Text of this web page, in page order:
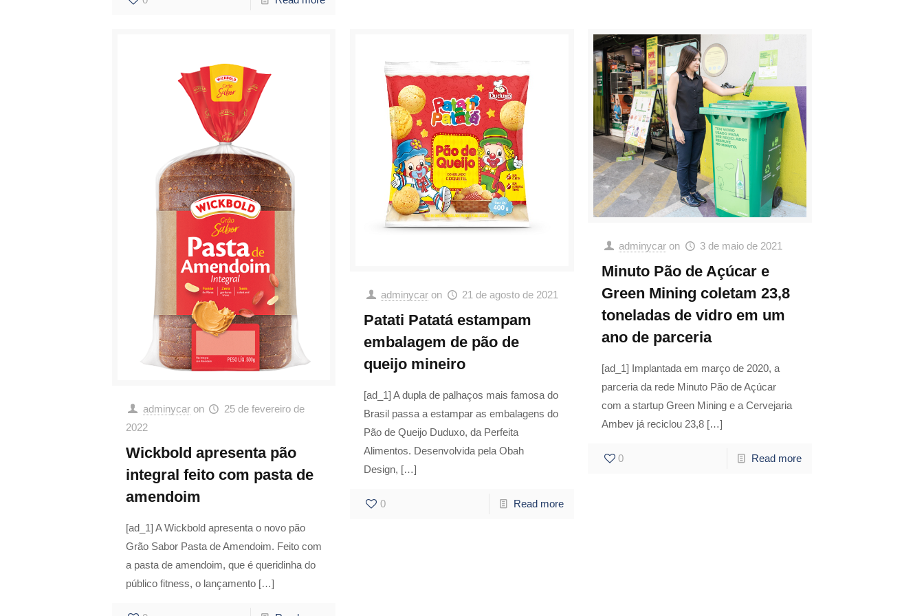
adminycar on
25 de fevereiro de
2022
Wickbold apresenta pão
integral feito com pasta de
amendoim
[ad_1] A Wickbold apresenta o novo pão
Grão Sabor Pasta de Amendoim​. Feito com
a pasta de amendoim, que é queridinha do
público fitness, o lançamento[…]
adminycar on 21 de agosto de 2021
Patati Patatá estampam
embalagem de pão de
queijo mineiro
[ad_1] A dupla de palhaços mais famosa do
Brasil passa a estampar as embalagens do
Pão de Queijo Duduxo, da Perfeita
Alimentos. Desenvolvida pela Obah
Design, […]
0 Read more
adminycar on 3 de maio de 2021
Minuto Pão de Açúcar e
Green Mining coletam 23,8
toneladas de vidro em um
ano de parceria
[ad_1] Implantada em março de 2020, a
parceria da rede Minuto Pão de Açúcar
com a startup Green Mining e a Cervejaria
Ambev já reciclou 23,8 […]
0 Read more